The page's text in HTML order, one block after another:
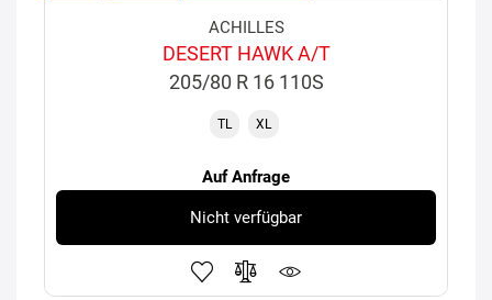
ACHILLES
DESERT HAWK A/T
205/80 R 16 110S
TL XL
Auf Anfrage
Nicht verfügbar